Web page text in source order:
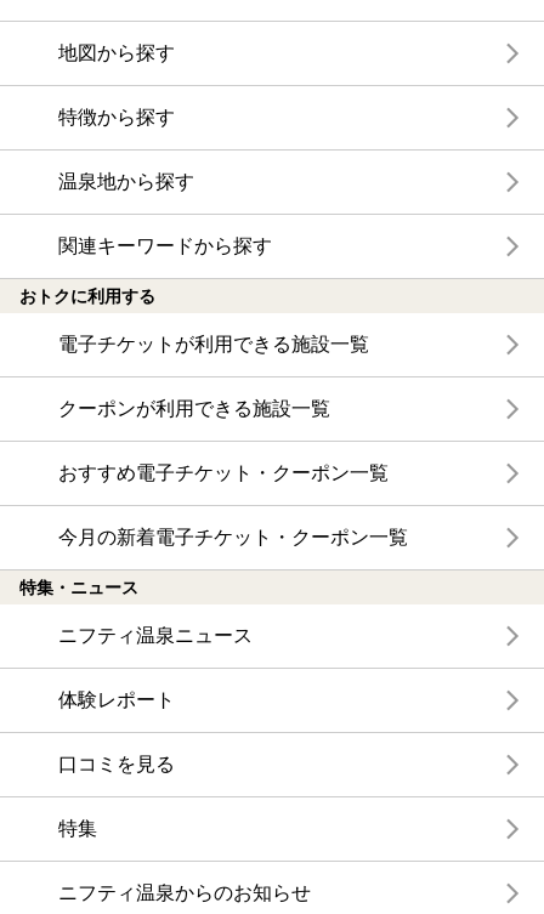
地図から探す
特徴から探す
温泉地から探す
関連キーワードから探す
おトクに利用する
電子チケットが利用できる施設一覧
クーポンが利用できる施設一覧
おすすめ電子チケット・クーポン一覧
今月の新着電子チケット・クーポン一覧
特集・ニュース
ニフティ温泉ニュース
体験レポート
口コミを見る
特集
ニフティ温泉からのお知らせ